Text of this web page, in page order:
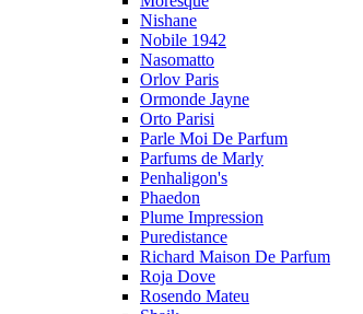
Nishane
Nobile 1942
Nasomatto
Orlov Paris
Ormonde Jayne
Orto Parisi
Parle Moi De Parfum
Parfums de Marly
Penhaligon's
Phaedon
Plume Impression
Puredistance
Richard Maison De Parfum
Roja Dove
Rosendo Mateu